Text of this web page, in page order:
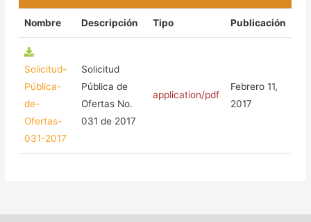
Nombre Descripción Tipo Publicación
Solicitud-
Pública-
de-
Ofertas-
031-2017
Solicitud
Pública de
Ofertas No.
031 de 2017
application/pdf
Febrero 11,
2017